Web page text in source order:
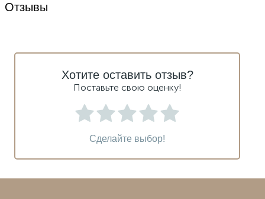
Отзывы
Хотите оставить отзыв?
Поставьте свою оценку!
Сделайте выбор!